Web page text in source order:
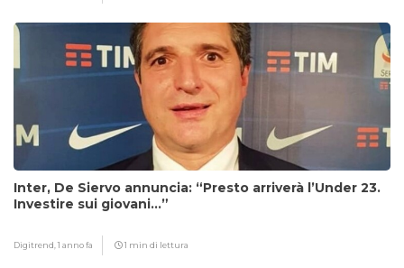
Inter, De Siervo annuncia: “Presto arriverà l’Under 23.
Investire sui giovani…”
Digitrend,1 anno fa 1 min di lettura